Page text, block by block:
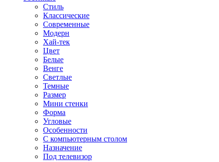
Стиль
Классические
Современные
Модерн
Хай-тек
Цвет
Белые
Венге
Светлые
Темные
Размер
Мини стенки
Форма
Угловые
Особенности
С компьютерным столом
Назначение
Под телевизор